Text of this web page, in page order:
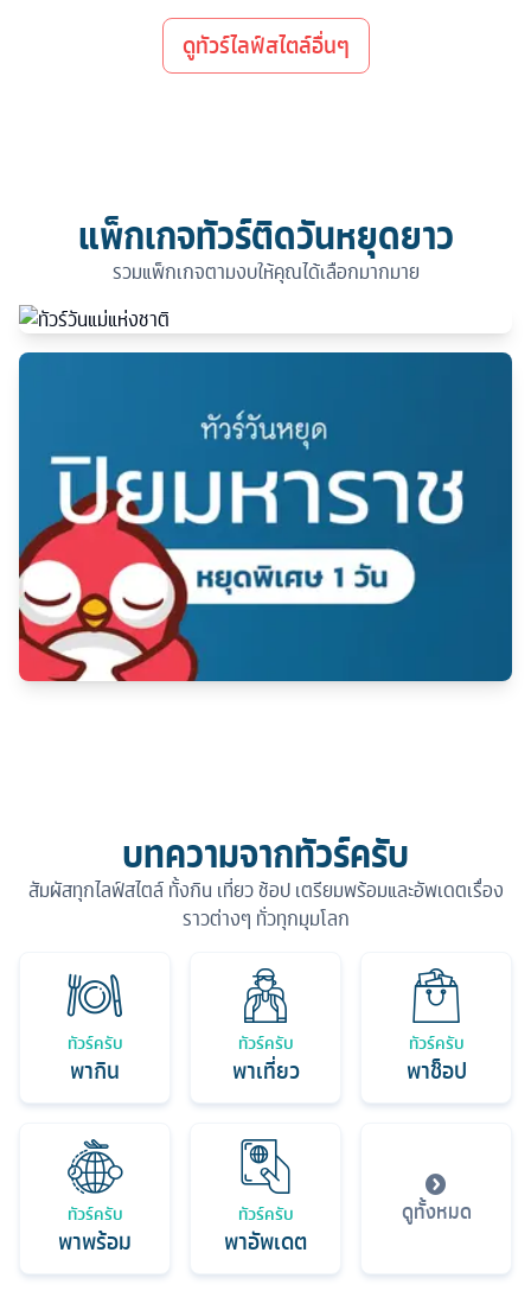
ดูทัวร์ไลฟ์สไตล์อื่นๆ
แพ็กเกจทัวร์ติดวันหยุดยาว
รวมแพ็กเกจตามงบให้คุณได้เลือกมากมาย
บทความจากทัวร์ครับ
สัมผัสทุกไลฟ์สไตล์ ทั้งกิน เที่ยว ช้อป เตรียมพร้อมและอัพเดตเรื่อง
ราวต่างๆ ทั่วทุกมุมโลก
ทัวร์ครับ
พากิน
ทัวร์ครับ
พาเที่ยว
ทัวร์ครับ
พาช็อป
ทัวร์ครับ
พาพร้อม
ทัวร์ครับ
พาอัพเดต
ดูทั้งหมด